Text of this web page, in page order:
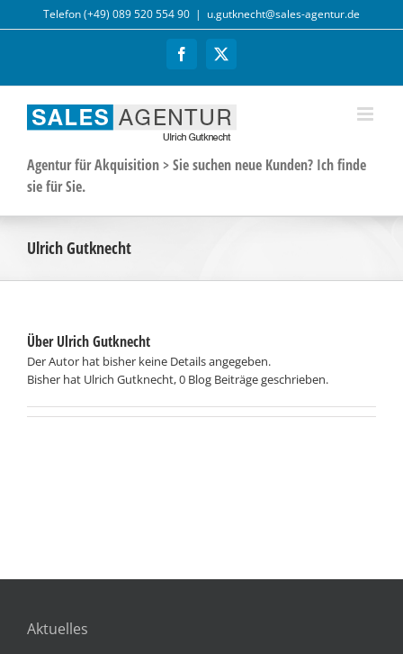
Inhalt
Telefon (+49) 089 520 554 90 | u.gutknecht@sales-agentur.de
Facebook
X
Agentur für Akquisition > Sie suchen neue Kunden? Ich finde
sie für Sie.
Ulrich Gutknecht
ÜberUlrich Gutknecht
Der Autor hat bisher keine Details angegeben.
Bisher hat Ulrich Gutknecht, 0 Blog Beiträge geschrieben.
Aktuelles